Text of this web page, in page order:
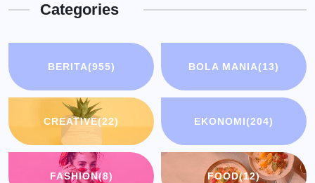
Categories
BERITA(955) BOLA MANIA(13)
CREATIVE(22) EKONOMI(204)
FASHION(8) FOOD(12)